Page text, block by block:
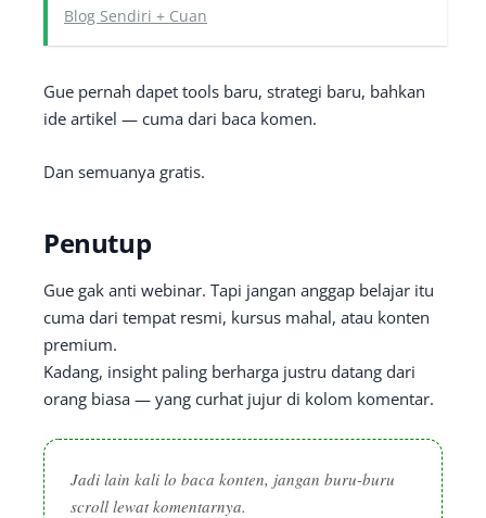
Blog Sendiri + Cuan
Gue pernah dapet tools baru, strategi baru, bahkan
ide artikel — cuma dari baca komen.
Dan semuanya gratis.
Penutup
Gue gak anti webinar. Tapi jangan anggap belajar itu
cuma dari tempat resmi, kursus mahal, atau konten
premium.
Kadang, insight paling berharga justru datang dari
orang biasa — yang curhat jujur di kolom komentar.
Jadi lain kali lo baca konten, jangan buru-buru
scroll lewat komentarnya.